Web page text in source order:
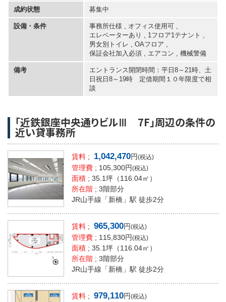
成約状態 募集中
設備・条件
事務所仕様 , オフィス使用可 ,
エレベーターあり
1フロア1テナント
男女別トイレ
OAフロア
保証会社加入必須
エアコン 機械警備
備考
エントランス開閉時間：平日8～21時、土
日祝日8～19時 定借期間１０年限度で相
談
「近鉄銀座中央通りビルⅢ 7F」周辺の条件の
近い貸事務所
賃料 ; 1,042,470円(税込)
管理費 ; 105,300円(税込)
面積 ; 35.1坪 （116.04㎡）
所在階 ; 3階部分
JR山手線「新橋」駅 徒歩2分
賃料 ; 965,300円(税込)
管理費 ; 115,830円(税込)
面積 ; 35.1坪 （116.04㎡）
所在階 ; 3階部分
JR山手線「新橋」駅 徒歩2分
賃料 ; 979,110円(税込)